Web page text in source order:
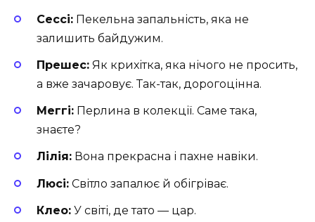
Сессі: Пекельна запальність, яка не
залишить байдужим.
Прешес: Як крихітка, яка нічого не просить,
а вже зачаровує. Так-так, дорогоцінна.
Меггі: Перлина в колекції. Саме така,
знаєте?
Лілія: Вона прекрасна і пахне навіки.
Люсі: Світло запалює й обігріває.
Клео: У світі, де тато — цар.